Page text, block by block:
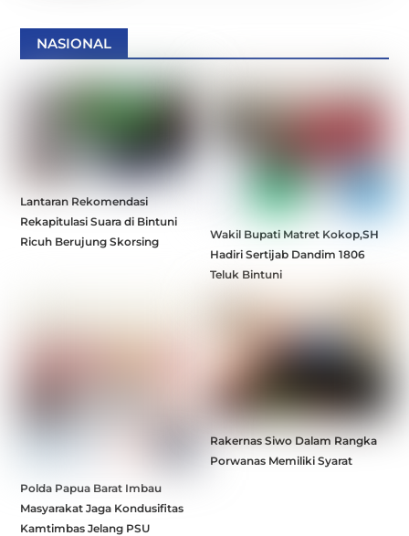
NASIONAL
Lantaran Rekomendasi
Rekapitulasi Suara di Bintuni
Ricuh Berujung Skorsing
Wakil Bupati Matret Kokop,SH
Hadiri Sertijab Dandim 1806
Teluk Bintuni
Polda Papua Barat Imbau
Masyarakat Jaga Kondusifitas
Kamtimbas Jelang PSU
Rakernas Siwo Dalam Rangka
Porwanas Memiliki Syarat